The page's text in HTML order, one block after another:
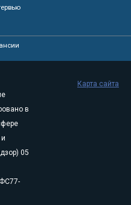
в
05
Карта сайта